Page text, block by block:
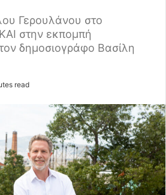
Γερουλάνου στο
στην εκπομπή
τον δημοσιογράφο Βασίλη
read